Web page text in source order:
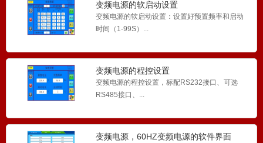
变频电源的软启动设置
变频电源的软启动设置：设置好预置频率和启动
时间（1-99S）...
变频电源的程控设置
变频电源的程控设置，标配RS232接口、可选
RS485接口、...
变频电源，60HZ变频电源的软件界面